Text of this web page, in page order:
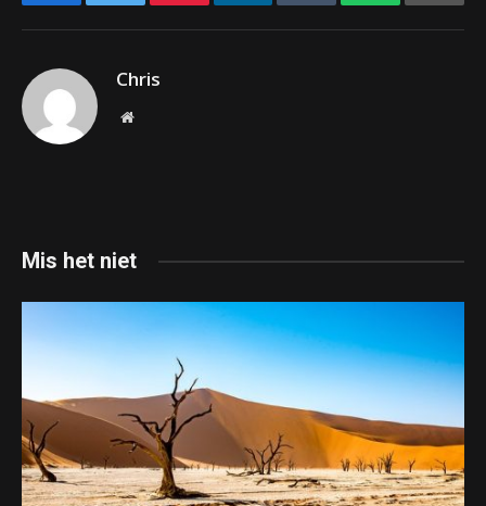
Chris
Website
Mis het niet